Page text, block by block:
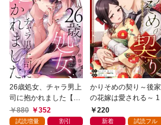
26歳処女、チャラ男上
司に抱かれました【電
子単行本版おまけ付
き】 1
880 352
試読増量 割引
かりそめの契り～後家
の花嫁は愛される～ 1
220
新着 試読フル